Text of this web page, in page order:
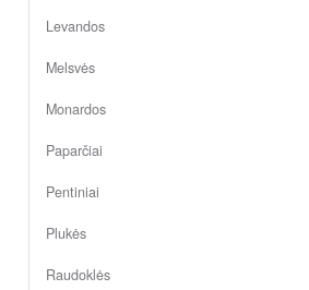
Levandos
Melsvės
Monardos
Paparčiai
Pentiniai
Plukės
Raudoklės